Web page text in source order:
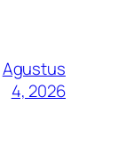
Agustus
4, 2026